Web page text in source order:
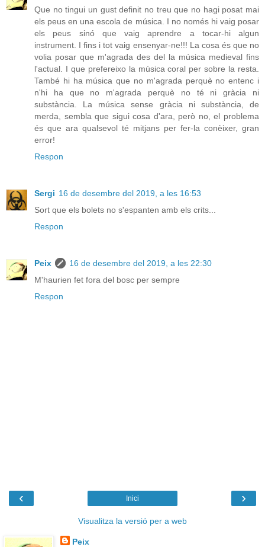
Que no tingui un gust definit no treu que no hagi posat mai
els peus en una escola de música. I no només hi vaig posar
els peus sinó que vaig aprendre a tocar-hi algun
instrument. I fins i tot vaig ensenyar-ne!!! La cosa és que no
volia posar que m'agrada des del la música medieval fins
l'actual. I que prefereixo la música coral per sobre la resta.
També hi ha música que no m'agrada perquè no entenc i
n'hi ha que no m'agrada perquè no té ni gràcia ni
substància. La música sense gràcia ni substància, de
merda, sembla que sigui cosa d'ara, però no, el problema
és que ara qualsevol té mitjans per fer-la conèixer, gran
error!
Respon
Sergi 16 de desembre del 2019, a les 16:53
Sort que els bolets no s'espanten amb els crits...
Respon
Peix
16 de desembre del 2019, a les 22:30
M'haurien fet fora del bosc per sempre
Respon
‹ ›
Inici
Visualitza la versió per a web
Peix